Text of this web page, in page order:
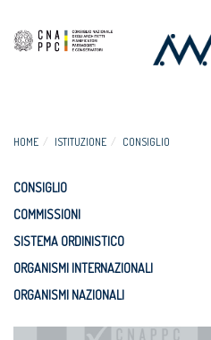
HOME ISTITUZIONE CONSIGLIO
CONSIGLIO
COMMISSIONI
SISTEMA ORDINISTICO
ORGANISMI INTERNAZIONALI
ORGANISMI NAZIONALI